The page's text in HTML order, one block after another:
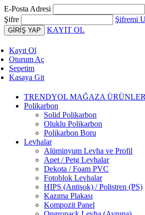
E-Posta Adresi
Şifre
Şifremi
KAYIT OL
Kayıt Ol
Oturum Aç
Sepetim
Kasaya Git
TRENDYOL MAĞAZA
Polikarbon
Solid Polikarbon
Oluklu Polikarbon
Polikarbon Boru
Levhalar
Alüminyum Levha ve Profil
Apet / Petg Levhalar
Dekota / Foam PVC
Fotoblok Levhalar
HIPS (Antişok) / Polistren (PS)
Kazıma Plakası
Kompozit Panel